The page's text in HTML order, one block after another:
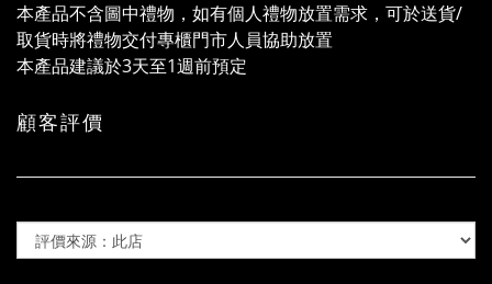
本產品不含圖中禮物，如有個人禮物放置需求，可於送貨/
取貨時將禮物交付專櫃門市人員協助放置
本產品建議於3天至1週前預定
顧客評價